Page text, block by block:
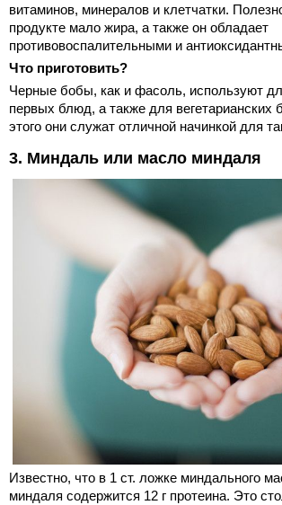
витаминов, минералов и клетчатки.
продукте мало жира, а также он обладает
противовоспалительными и
Что приготовить?
Черные бобы, как и фасоль, используют
первых блюд, а также для вегетарианских
этого они служат отличной начинкой для
3. Миндаль или масло миндаля
Известно, что в 1 ст. ложке миндального
миндаля содержится 12 г протеина. Это